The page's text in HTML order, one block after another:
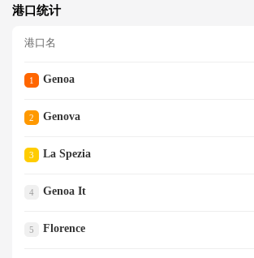
港口统计
港口名
1 Genoa
2 Genova
3 La Spezia
4 Genoa It
5 Florence